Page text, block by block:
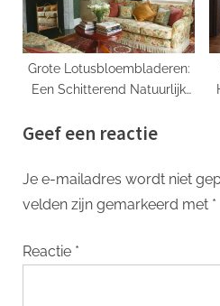
Grote Lotusbloembladeren:
Een Schitterend Natuurlijk
Geef een reactie
Je e-mailadres wordt niet
velden zijn gemarkeerd met *
Reactie *